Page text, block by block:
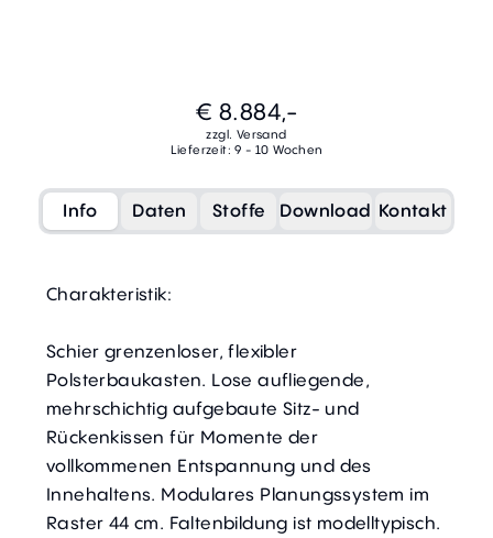
€ 8.884,-
zzgl. Versand
Lieferzeit: 9 - 10 Wochen
Info Daten Stoffe Download Kontakt
Charakteristik:
Schier grenzenloser, flexibler
Polsterbaukasten. Lose aufliegende,
mehrschichtig aufgebaute Sitz- und
Rückenkissen für Momente der
vollkommenen Entspannung und des
Innehaltens. Modulares Planungssystem im
Raster 44 cm. Faltenbildung ist modelltypisch.